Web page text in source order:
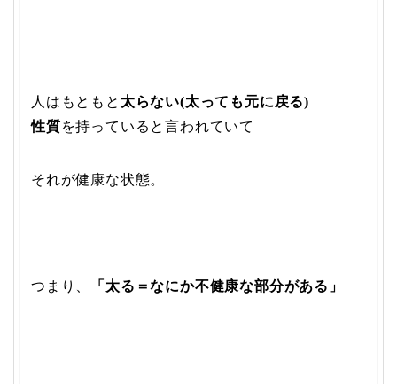
人はもともと 太らない(太っても元に戻る)
性質を持っていると言われていて
それが健康な状態。
つまり、 「太る＝なにか不健康な部分がある」